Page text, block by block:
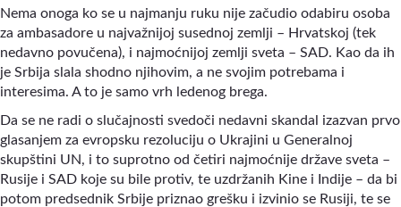
Nema onoga ko se u najmanju ruku nije začudio odabiru osoba
za ambasadore u najvažnijoj susednoj zemlji – Hrvatskoj (tek
nedavno povučena), i najmoćnijoj zemlji sveta – SAD. Kao da ih
je Srbija slala shodno njihovim, a ne svojim potrebama i
interesima. A to je samo vrh ledenog brega.
Da se ne radi o slučajnosti svedoči nedavni skandal izazvan prvo
glasanjem za evropsku rezoluciju o Ukrajini u Generalnoj
skupštini UN, i to suprotno od četiri najmoćnije države sveta –
Rusije i SAD koje su bile protiv, te uzdržanih Kine i Indije – da bi
potom predsednik Srbije priznao grešku i izvinio se Rusiji, te se